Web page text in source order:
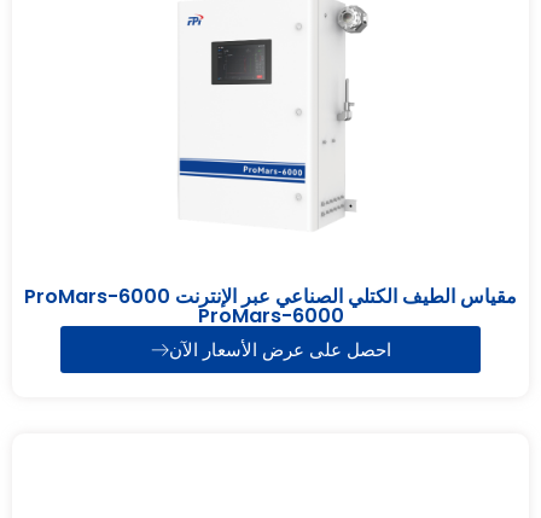
مقياس الطيف الكتلي الصناعي عبر الإنترنت ProMars-6000
ProMars-6000
احصل على عرض الأسعار الآن